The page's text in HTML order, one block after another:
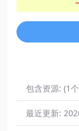
包含资源: (1
最近更新: